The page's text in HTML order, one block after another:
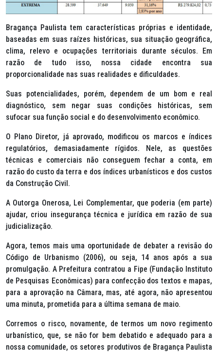
Bragança Paulista tem características próprias e identidade,
baseadas em suas raízes históricas, sua situação geográfica,
clima, relevo e ocupações territoriais durante séculos. Em
razão de tudo isso, nossa cidade encontra sua
proporcionalidade nas suas realidades e dificuldades.
Suas potencialidades, porém, dependem de um bom e real
diagnóstico, sem negar suas condições históricas, sem
sufocar sua função social e do desenvolvimento econômico.
O Plano Diretor, já aprovado, modificou os marcos e índices
regulatórios, demasiadamente rígidos. Nele, as questões
técnicas e comerciais não conseguem fechar a conta, em
razão do custo da terra e dos índices urbanísticos e dos custos
da Construção Civil.
A Outorga Onerosa, Lei Complementar, que poderia (em parte)
ajudar, criou insegurança técnica e jurídica em razão de sua
judicialização.
Agora, temos mais uma oportunidade de debater a revisão do
Código de Urbanismo (2006), ou seja, 14 anos após a sua
promulgação. A Prefeitura contratou a Fipe (Fundação Instituto
de Pesquisas Econômicas) para confecção dos textos e mapas,
para a aprovação na Câmara, mas, até agora, não apresentou
uma minuta, prometida para a última semana de maio.
Corremos o risco, novamente, de termos um novo regimento
urbanístico, que, se não for bem debatido e adequado para a
nossa comunidade, os setores produtivos de Bragança Paulista